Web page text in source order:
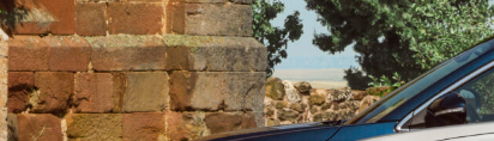
Pulse Enter para buscar o ESC para cerrar